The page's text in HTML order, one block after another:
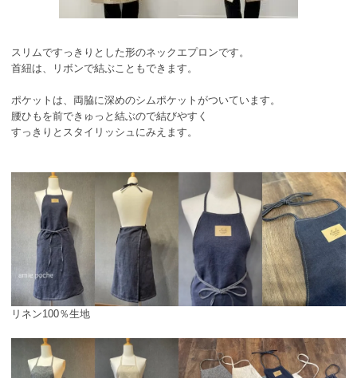
スリムですっきりとした形のネックエプロンです。
首紐は、リボンで結ぶこともできます。
ポケットは、両脇に深めのシムポケットがついています。
腰ひもを前できゅっと結ぶので結びやすく
すっきりとスタイリッシュにみえます。
リネン100％生地